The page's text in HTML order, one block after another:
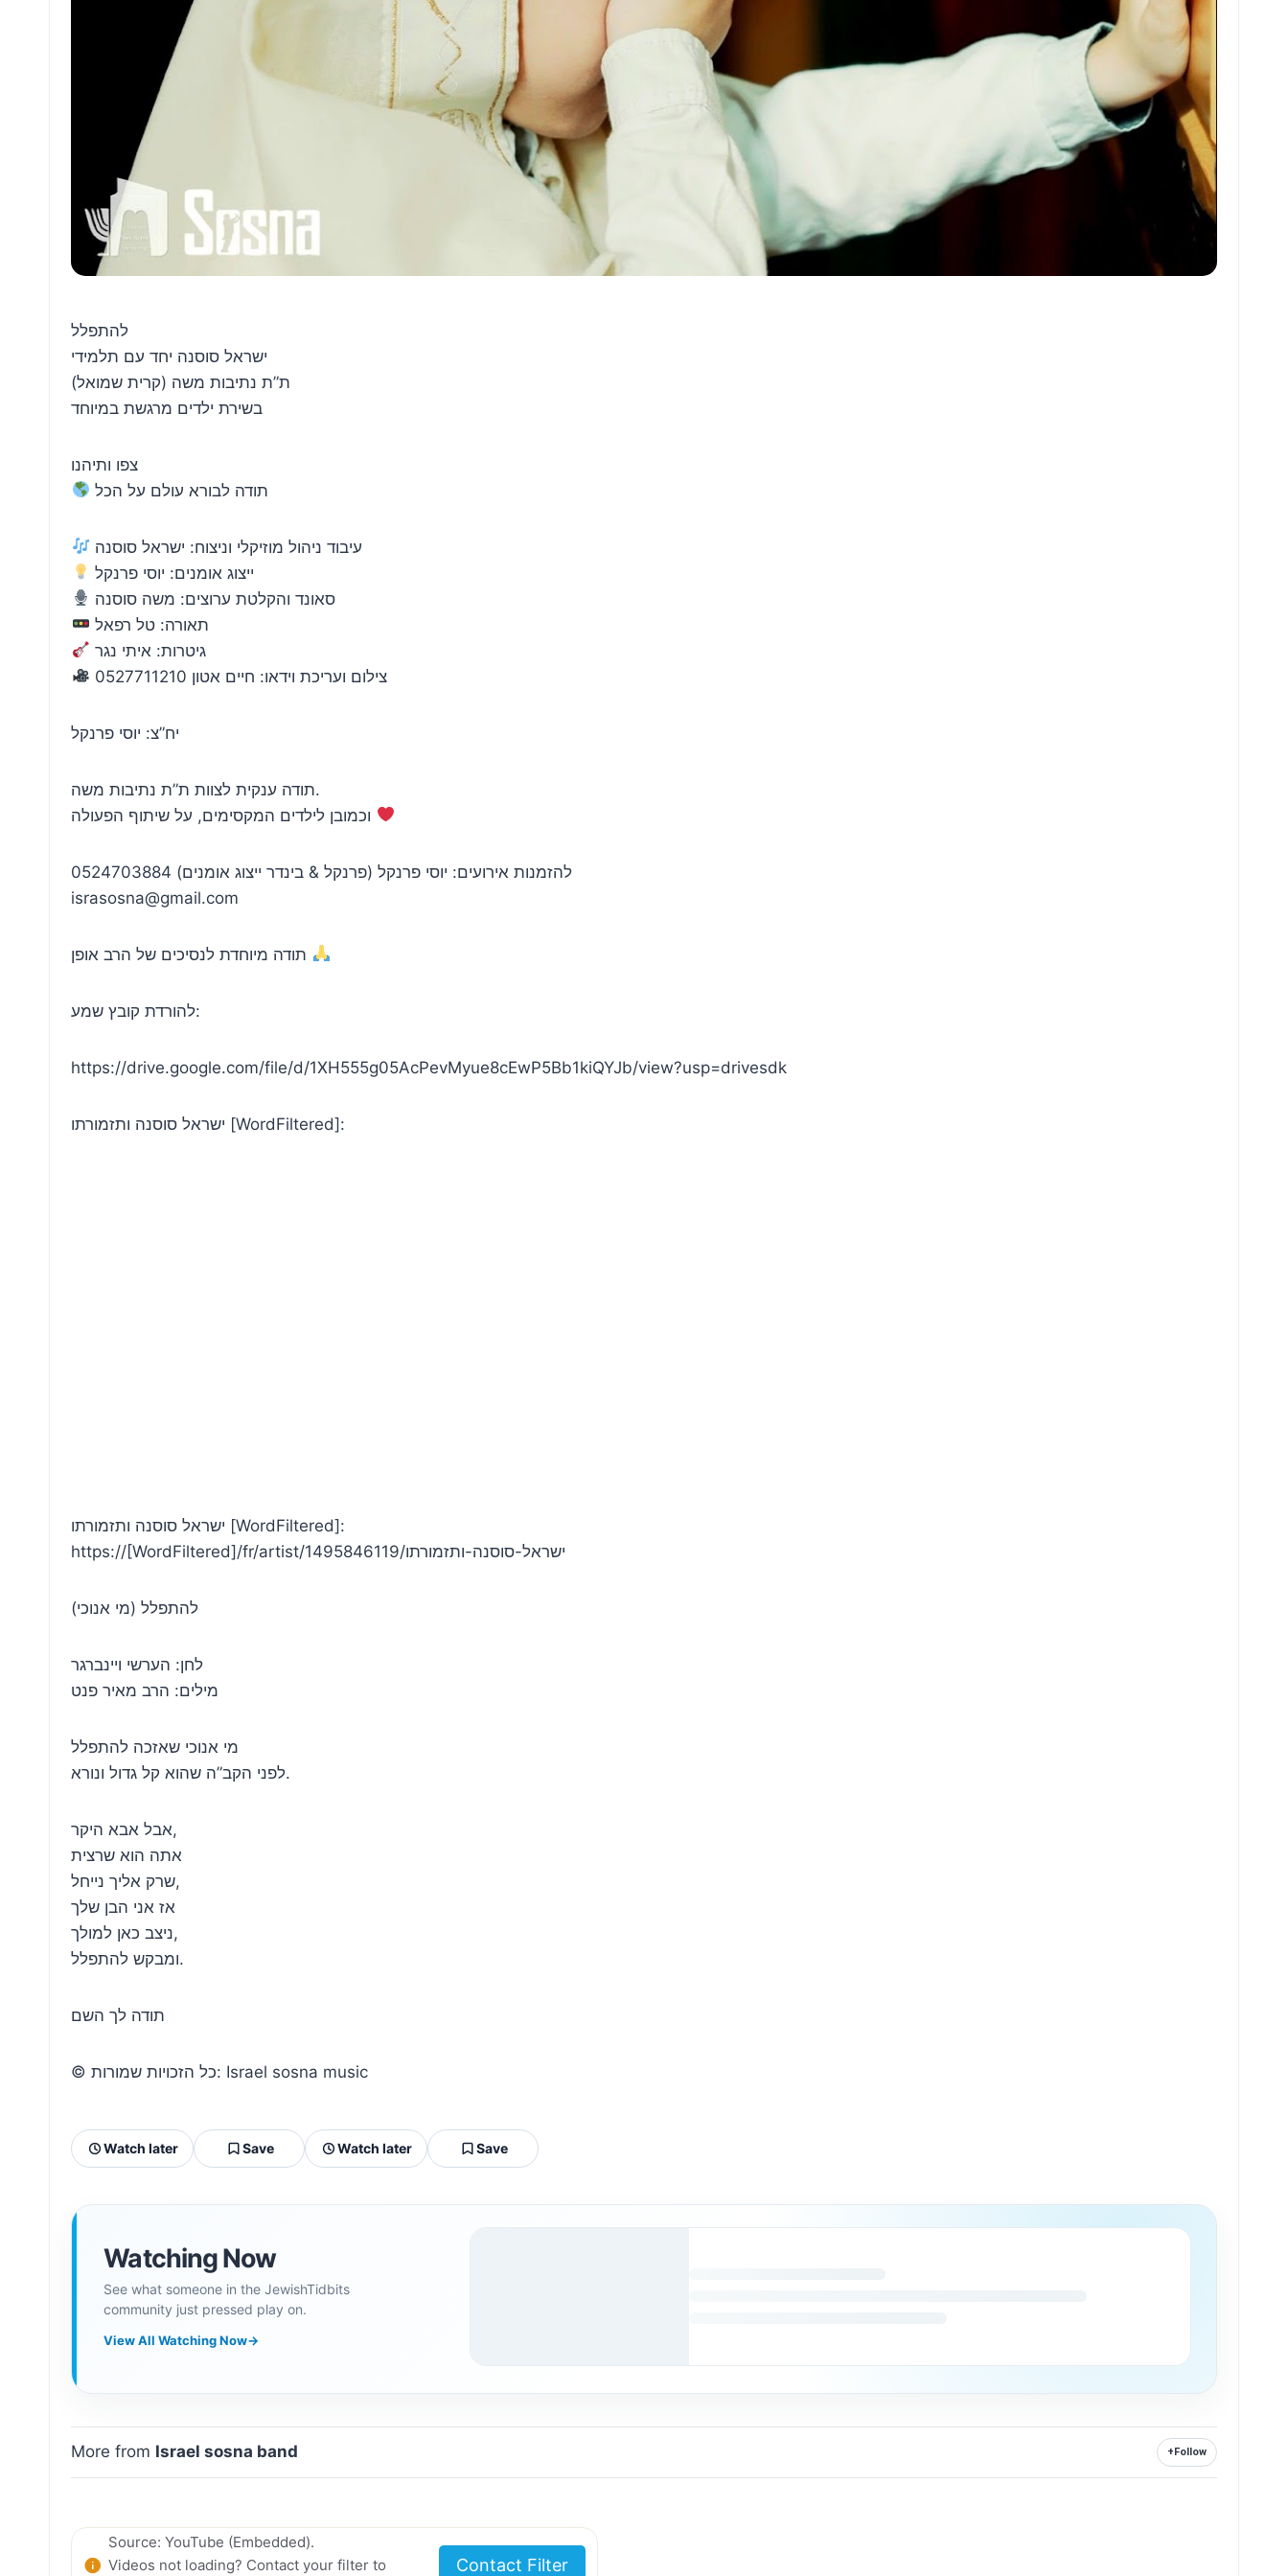
להתפלל
ישראל סוסנה יחד עם תלמידי
ת”ת נתיבות משה (קרית שמואל)
בשירת ילדים מרגשת במיוחד
צפו ותיהנו
תודה לבורא עולם על הכל
עיבוד ניהול מוזיקלי וניצוח: ישראל סוסנה
ייצוג אומנים: יוסי פרנקל
סאונד והקלטת ערוצים: משה סוסנה
תאורה: טל רפאל
גיטרות: איתי נגר
צילום ועריכת וידאו: חיים אטון 0527711210
יח”צ: יוסי פרנקל
תודה ענקית לצוות ת”ת נתיבות משה.
להזמנות אירועים: יוסי פרנקל (פרנקל & בינדר ייצוג אומנים) 0524703884
israsosna@gmail.com
להורדת קובץ שמע:
https://drive.google.com/file/d/1XH555g05AcPevMyue8cEwP5Bb1kiQYJb/view?usp=drivesdk
ישראל סוסנה ותזמורתו [WordFiltered]:
ישראל סוסנה ותזמורתו [WordFiltered]:
https://[WordFiltered]/fr/artist/ישראל-סוסנה-ותזמורתו/1495846119
להתפלל (מי אנוכי)
לחן: הערשי ויינברגר
מילים: הרב מאיר פנט
מי אנוכי שאזכה להתפלל
לפני הקב”ה שהוא קל גדול ונורא.
אבל אבא היקר,
אתה הוא שרצית
שרק אליך נייחל,
אז אני הבן שלך
ניצב כאן למולך,
ומבקש להתפלל.
תודה לך השם
© כל הזכויות שמורות: Israel sosna music
Watch later Save Watch later Save
Watching Now
See what someone in the JewishTidbits
community just pressed play on.
View All Watching Now→
More from Israel sosna band + Follow
Source: YouTube (Embedded).
Videos not loading? Contact your filter to
Contact Filter